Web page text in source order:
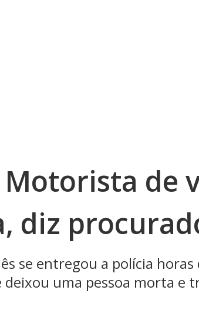
de
diz
se entregou a polícia horas
uma pessoa morta e